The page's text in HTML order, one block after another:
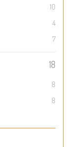
10
4
7
18
8
8